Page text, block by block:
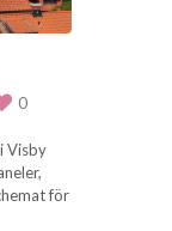
0
Visby
för